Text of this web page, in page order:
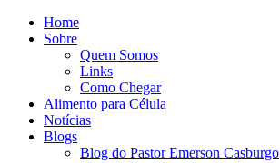
Home
Sobre
Quem Somos
Links
Como Chegar
Alimento para Célula
Notícias
Blogs
Blog do Pastor Emerson Casburgo